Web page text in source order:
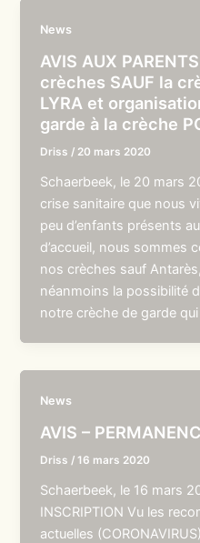
News
AVIS AUX
crèches SAUF la
LYRA et
garde à la crèche
Driss / 20 mars 2020
Schaerbeek, le 20 mars
crise sanitaire que nous
peu d’enfants présents
d’accueil, nous sommes
nos crèches sauf
néanmoins la possibilité
notre crèche de garde qui
News
AVIS –
Driss /16 mars 2020
Schaerbeek, le 16 mars
INSCRIPTION Vu les
actuelles